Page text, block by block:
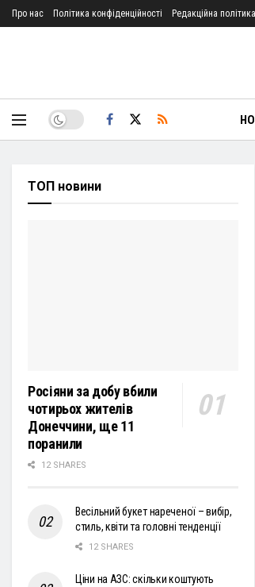
Про нас Політика конфіденційності Редакційна політика
ТОП новини
Росіяни за добу вбили
чотирьох жителів
Донеччини, ще 11
поранили
12 SHARES
Весільний букет нареченої – вибір,
стиль, квіти та головні тенденції
12 SHARES
Ціни на АЗС: скільки коштують